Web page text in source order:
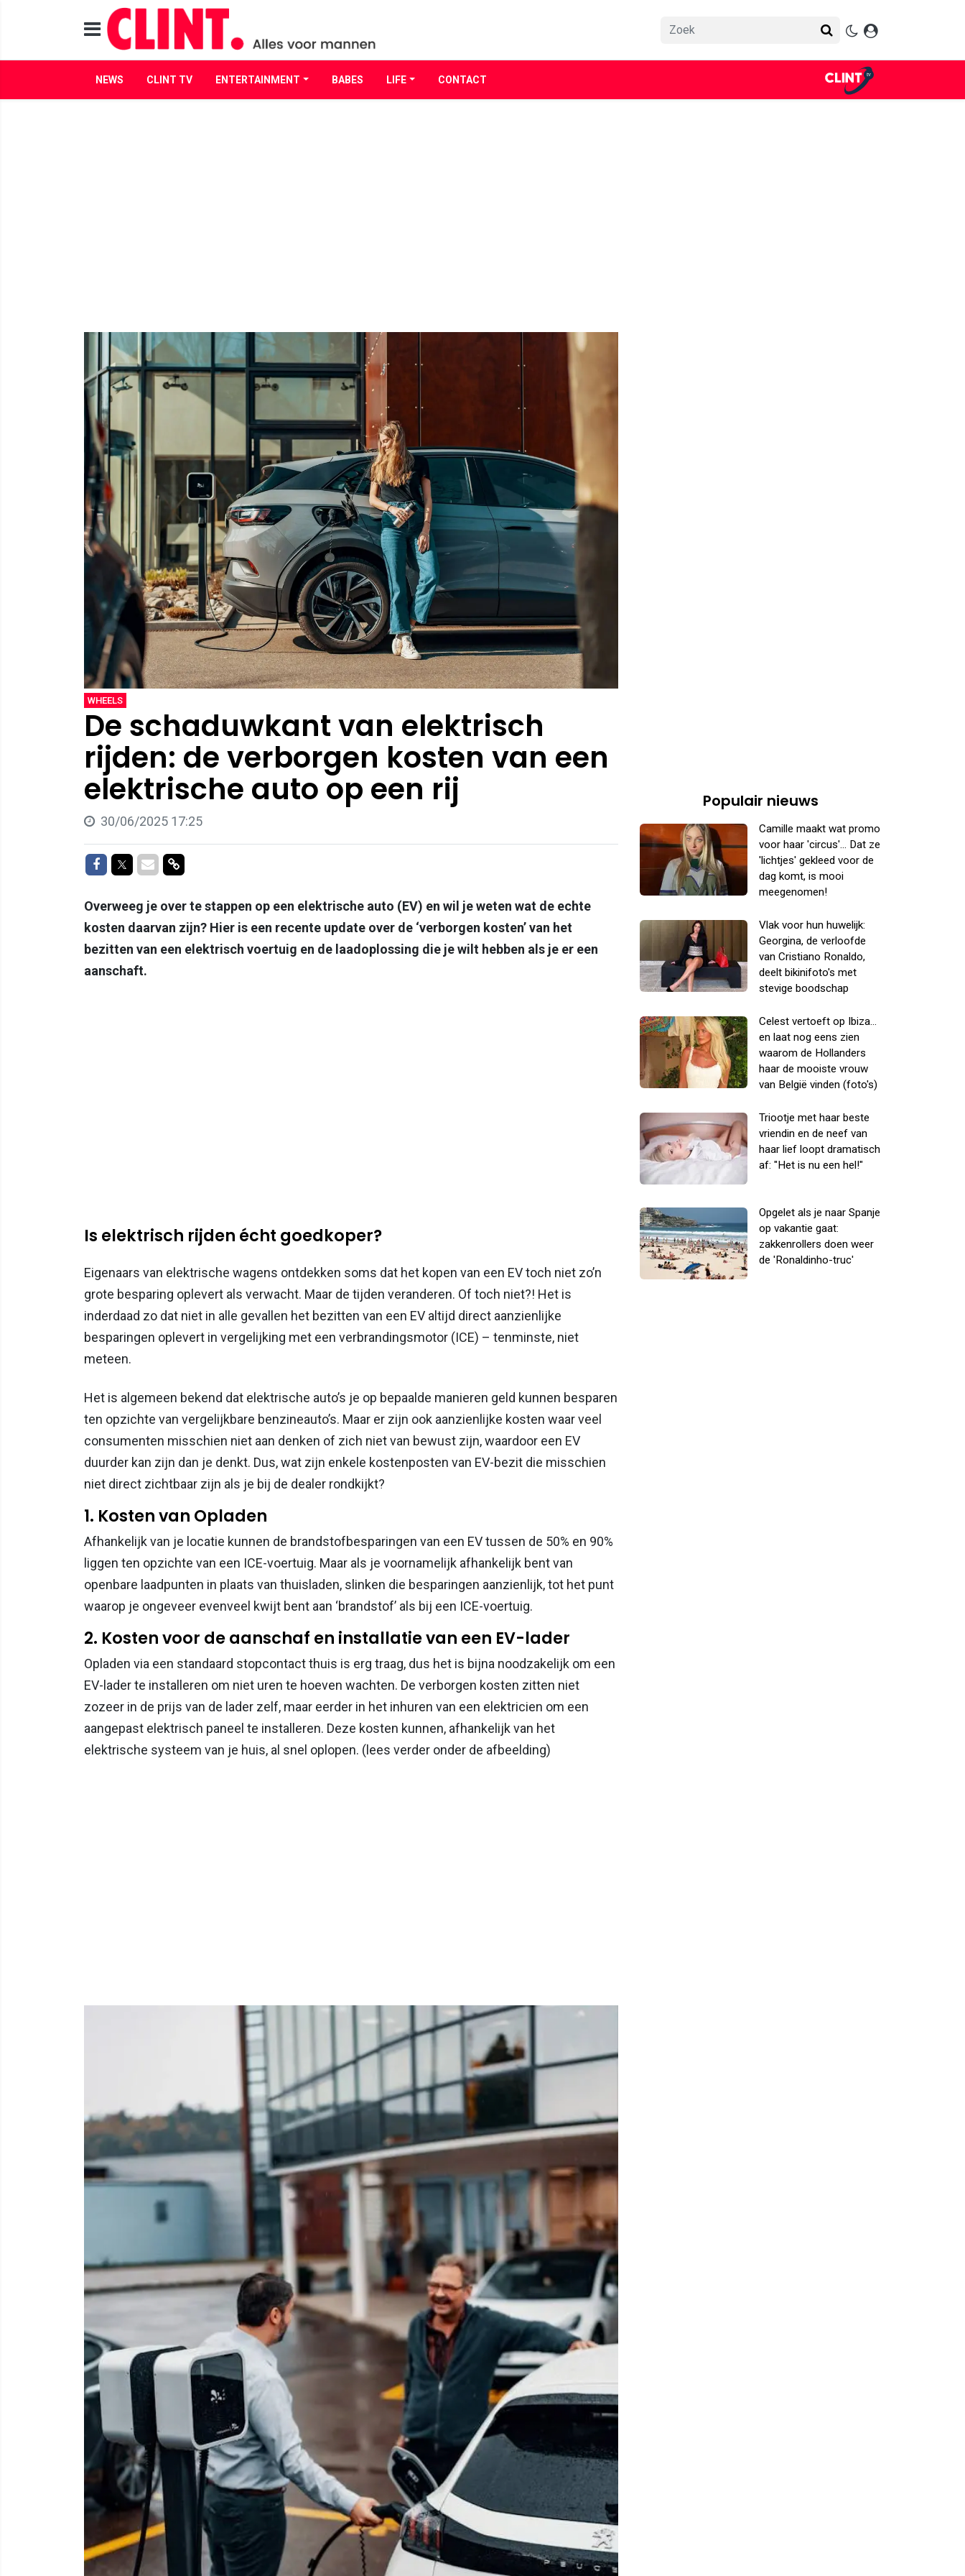
NEWS CLINT TV ENTERTAINMENT BABES LIFE CONTACT
WHEELS
De schaduwkant van elektrisch
rijden: de verborgen kosten van een
elektrische auto op een rij
30/06/2025 17:25
Delen op Facebook
Delen op Twitter
Delen via Mail
Delen via link
Overweeg je over te stappen op een elektrische auto (EV) en wil je weten wat de echte
kosten daarvan zijn? Hier is een recente update over de ‘verborgen kosten’ van het
bezitten van een elektrisch voertuig en de laadoplossing die je wilt hebben als je er een
aanschaft.
Is elektrisch rijden écht goedkoper?
Eigenaars van elektrische wagens ontdekken soms dat het kopen van een EV toch niet zo’n
grote besparing oplevert als verwacht. Maar de tijden veranderen. Of toch niet?! Het is
inderdaad zo dat niet in alle gevallen het bezitten van een EV altijd direct aanzienlijke
besparingen oplevert in vergelijking met een verbrandingsmotor (ICE) – tenminste, niet
meteen.
Het is algemeen bekend dat elektrische auto’s je op bepaalde manieren geld kunnen besparen
ten opzichte van vergelijkbare benzineauto’s. Maar er zijn ook aanzienlijke kosten waar veel
consumenten misschien niet aan denken of zich niet van bewust zijn, waardoor een EV
duurder kan zijn dan je denkt. Dus, wat zijn enkele kostenposten van EV-bezit die misschien
niet direct zichtbaar zijn als je bij de dealer rondkijkt?
1. Kosten van Opladen
Afhankelijk van je locatie kunnen de brandstofbesparingen van een EV tussen de 50% en 90%
liggen ten opzichte van een ICE-voertuig. Maar als je voornamelijk afhankelijk bent van
openbare laadpunten in plaats van thuisladen, slinken die besparingen aanzienlijk, tot het punt
waarop je ongeveer evenveel kwijt bent aan ‘brandstof’ als bij een ICE-voertuig.
2. Kosten voor de aanschaf en installatie van een EV-lader
Opladen via een standaard stopcontact thuis is erg traag, dus het is bijna noodzakelijk om een
EV-lader te installeren om niet uren te hoeven wachten. De verborgen kosten zitten niet
zozeer in de prijs van de lader zelf, maar eerder in het inhuren van een elektricien om een
aangepast elektrisch paneel te installeren. Deze kosten kunnen, afhankelijk van het
elektrische systeem van je huis, al snel oplopen. (lees verder onder de afbeelding)
Populair nieuws
Camille maakt wat promo
voor haar 'circus'... Dat ze
'lichtjes' gekleed voor de
dag komt, is mooi
meegenomen!
Vlak voor hun huwelijk:
Georgina, de verloofde
van Cristiano Ronaldo,
deelt bikinifoto's met
stevige boodschap
Celest vertoeft op Ibiza...
en laat nog eens zien
waarom de Hollanders
haar de mooiste vrouw
van België vinden (foto's)
Triootje met haar beste
vriendin en de neef van
haar lief loopt dramatisch
af: "Het is nu een hel!"
Opgelet als je naar Spanje
op vakantie gaat:
zakkenrollers doen weer
de 'Ronaldinho-truc'